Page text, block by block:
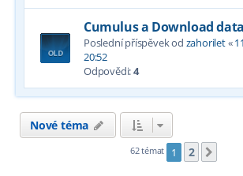
Cumulus a Download data
Poslední příspěvek od zahorilet«
20:52
Odpovědi:4
Nové téma
62 témat 1 2